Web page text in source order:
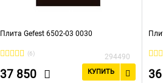
Плита Gefest 6502-03 0030
(6) 294490
37 850
КУПИТЬ